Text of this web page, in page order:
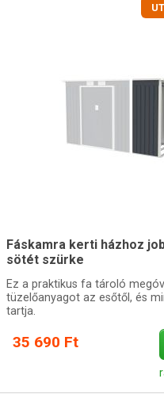
Fáskamra kerti házhoz
sötét szürke
Ez a praktikus fa tároló
tüzelőanyagot az esőtől, és
tartja.
35 690 Ft